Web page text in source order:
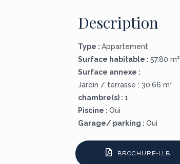
Description
Type : Appartement
Surface habitable : 57.80 m²
Surface annexe :
Jardin / terrasse : 30.66 m²
chambre(s) : 1
Piscine : Oui
Garage/ parking : Oui
BROCHURE-LLB